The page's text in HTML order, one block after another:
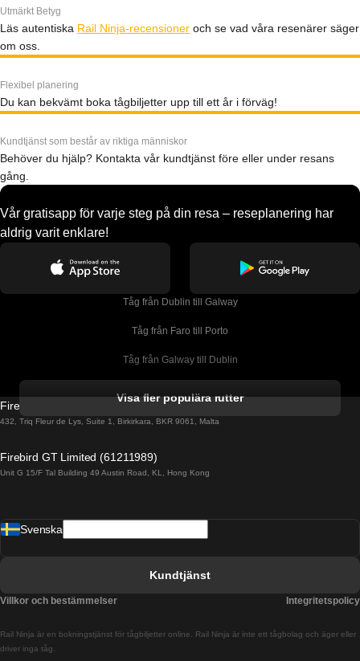
Utmärkt Betyg
Läs autentiska Rail Ninja-recensioner och se vad våra resenärer säger
om oss.
Flexibel planering
Du kan bekvämt boka tågbiljetter upp till ett år i förväg!
Kundtjänst som består av riktiga människor
Behöver du hjälp? Kontakta vår kundtjänst före eller under resans
gång.
Vår gratisapp för varje steg på din resa – reseplanering har
aldrig varit enklare!
Tåg från Dublin till Galway
Tåg från Faro till Porto
Tåg från Galway till Dublin
Tåg från Porto till Faro
Tåg från Barcelona till Madrid
Visa fler populära rutter
Firebird GT Limited (OC 1451)
432, Triq Fleur de Lys, Suite 1, Birkirkara, BKR 9061, Malta
Firebird GT Limited (61211989)
Unit G 15/F Tal Building 49 Austin Road, KL, Hong Kong
Rail Ninja är en bokningstjänst för tågbiljetter online. Rail Ninja är inte ett tågbolag och äger eller
driver inga tåg.
Svenska
Kundtjänst
Villkor och bestämmelser Integritetspolicy